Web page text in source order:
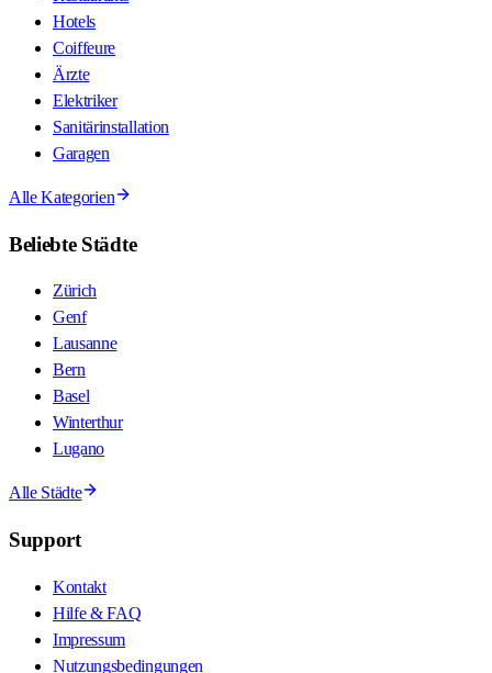
Hotels
Coiffeure
Ärzte
Elektriker
Sanitärinstallation
Garagen
Alle Kategorien
Beliebte Städte
Zürich
Genf
Lausanne
Bern
Basel
Winterthur
Lugano
Alle Städte
Support
Kontakt
Hilfe & FAQ
Impressum
Nutzungsbedingungen